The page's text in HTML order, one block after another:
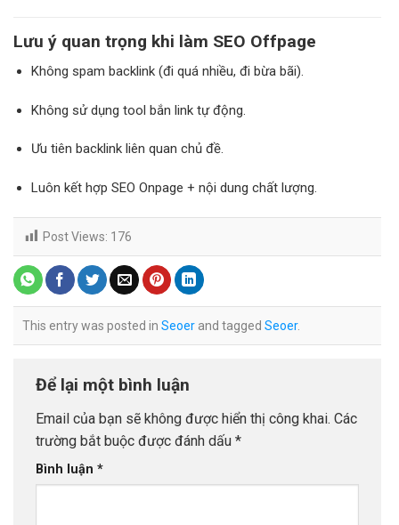
Lưu ý quan trọng khi làm SEO Offpage
Không spam backlink (đi quá nhiều, đi bừa bãi).
Không sử dụng tool bắn link tự động.
Ưu tiên backlink liên quan chủ đề.
Luôn kết hợp SEO Onpage + nội dung chất lượng.
Post Views: 176
This entry was posted in Seoer and tagged Seoer.
Để lại một bình luận
Email của bạn sẽ không được hiển thị công khai. Các
trường bắt buộc được đánh dấu *
Bình luận *